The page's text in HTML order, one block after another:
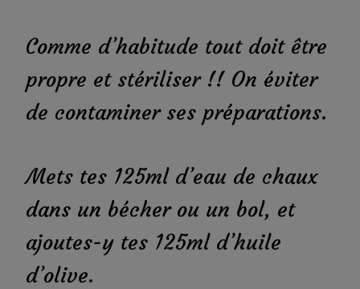
Comme d’habitude tout doit être
propre et stériliser !! On éviter
de contaminer ses préparations.
Mets tes 125ml d’eau de chaux
dans un bécher ou un bol, et
ajoutes-y tes 125ml d’huile
d’olive.